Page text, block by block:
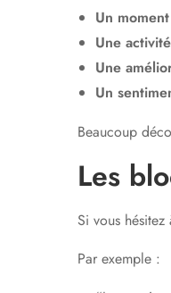
Un
Une
Une
Un
Beaucoup
Les
Si vous hésitez
Par exemple :